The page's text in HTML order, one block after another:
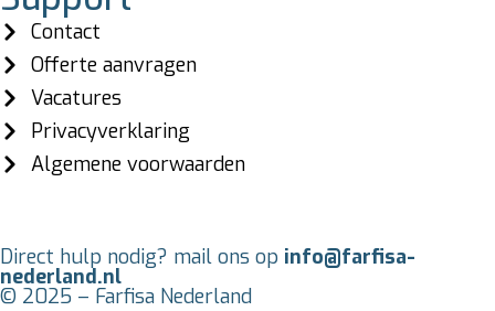
Contact
Offerte aanvragen
Vacatures
Privacyverklaring
Algemene voorwaarden
Direct hulp nodig? mail ons op info@farfisa-
nederland.nl
© 2025 – Farfisa Nederland